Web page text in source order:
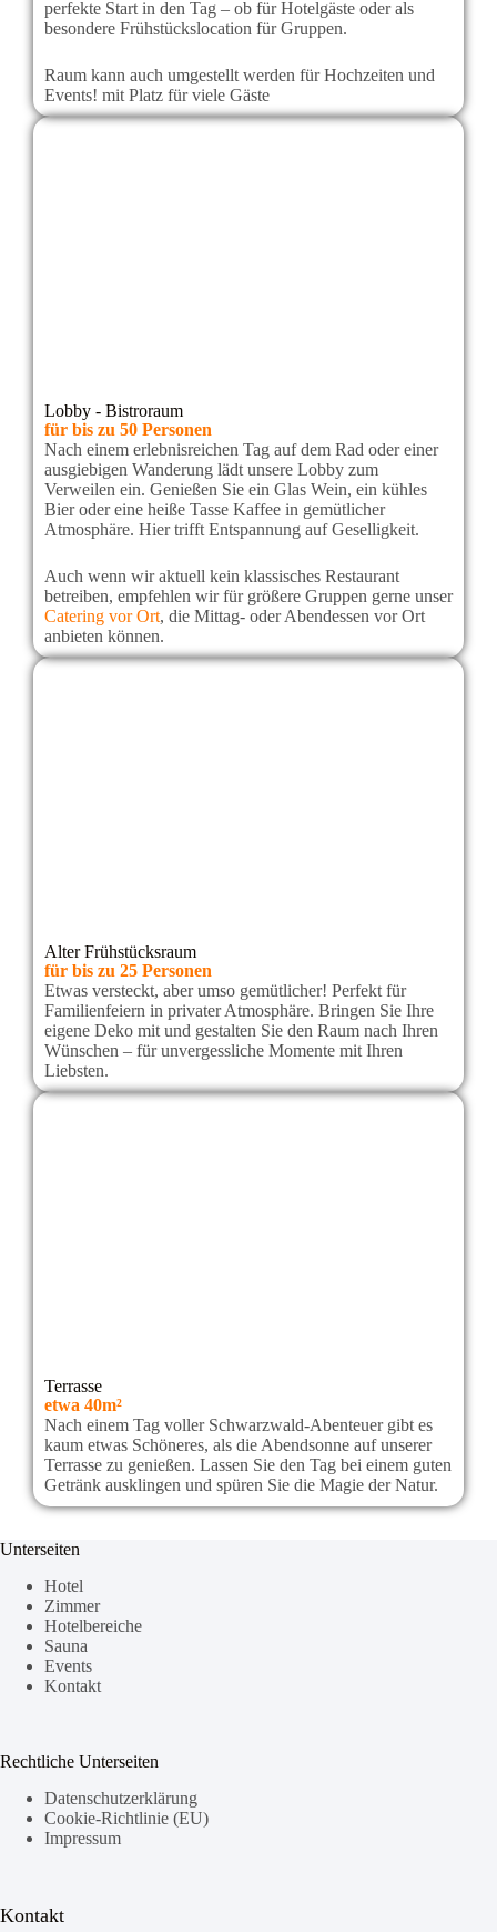
perfekte Start in den Tag – ob für Hotelgäste oder als
besondere Frühstückslocation für Gruppen.
Raum kann auch umgestellt werden für Hochzeiten und
Events! mit Platz für viele Gäste
Lobby - Bistroraum
für bis zu 50 Personen
Nach einem erlebnisreichen Tag auf dem Rad oder einer
ausgiebigen Wanderung lädt unsere Lobby zum
Verweilen ein. Genießen Sie ein Glas Wein, ein kühles
Bier oder eine heiße Tasse Kaffee in gemütlicher
Atmosphäre. Hier trifft Entspannung auf Geselligkeit.
Auch wenn wir aktuell kein klassisches Restaurant
betreiben, empfehlen wir für größere Gruppen gerne unser
Catering vor Ort, die Mittag- oder Abendessen vor Ort
anbieten können.
Alter Frühstücksraum
für bis zu 25 Personen
Etwas versteckt, aber umso gemütlicher! Perfekt für
Familienfeiern in privater Atmosphäre. Bringen Sie Ihre
eigene Deko mit und gestalten Sie den Raum nach Ihren
Wünschen – für unvergessliche Momente mit Ihren
Liebsten.
Terrasse
etwa 40m²
Nach einem Tag voller Schwarzwald-Abenteuer gibt es
kaum etwas Schöneres, als die Abendsonne auf unserer
Terrasse zu genießen. Lassen Sie den Tag bei einem guten
Getränk ausklingen und spüren Sie die Magie der Natur.
Unterseiten
Hotel
Zimmer
Hotelbereiche
Sauna
Events
Kontakt
Rechtliche Unterseiten
Datenschutzerklärung
Cookie-Richtlinie (EU)
Impressum
Kontakt